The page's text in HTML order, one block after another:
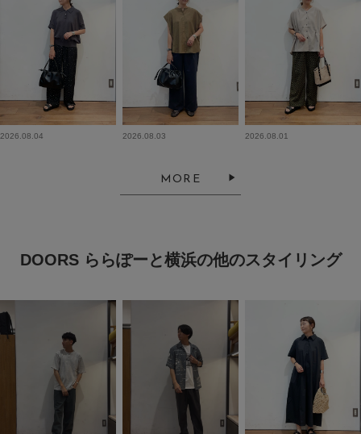
2026.08.04 2026.08.03 2026.08.01
MORE
DOORS ららぽーと横浜の他のスタイリング